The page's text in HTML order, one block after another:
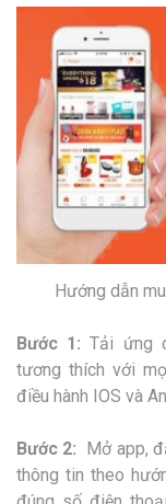
Hướng dẫn
Bước 1:Tải ứng
tương thích với
điều hành IOS và
Bước 2: Mở app,
thông tin theo